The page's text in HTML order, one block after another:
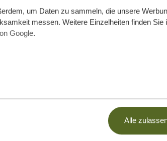
um Daten zu sammeln, die unsere
messen. Weitere Einzelheiten finden Sie
Google.
Alle
SAFARI IN TANSANIA
MEHR LESEN